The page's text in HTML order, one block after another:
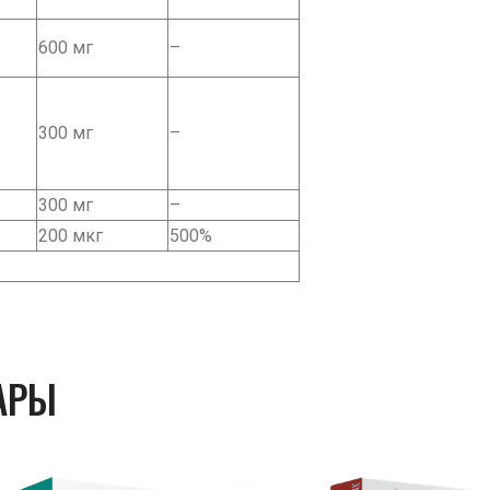
600 мг –
300 мг –
300 мг
–
200 мкг
500%